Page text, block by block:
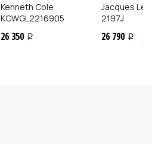
Kenneth Cole
KCWGL2216905
26 350 i
Jacques
2197J
26 790 i